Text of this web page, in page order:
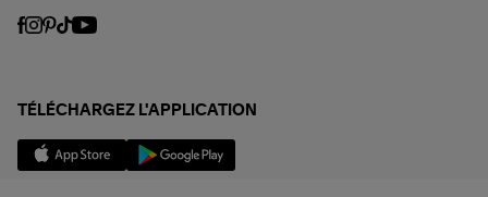
TÉLÉCHARGEZ L'APPLICATION